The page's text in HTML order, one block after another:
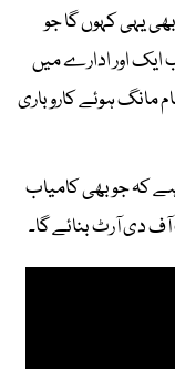
یہی کہوں گا جو
اور ادارے میں
مانگ ہوئے کاروباری
کہ جو بھی کامیاب
آف دی آرٹ بنائے گا۔